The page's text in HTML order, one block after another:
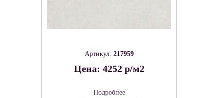
Артикул: 217959
Цена: 4252 р/м2
Подробнее